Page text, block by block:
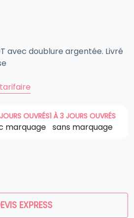
avec doublure argentée. Livré
OUVRÉS
marquage
1 À 3 JOURS OUVRÉS
sans marquage
EXPRESS